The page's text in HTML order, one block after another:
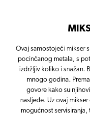
Ovaj samostojeći mikser
pocinčanog metala, s
izdržljiv koliko i snažan.
mnogo godina.
govore kako su
nasljeđe. Uz ovaj
mogućnost